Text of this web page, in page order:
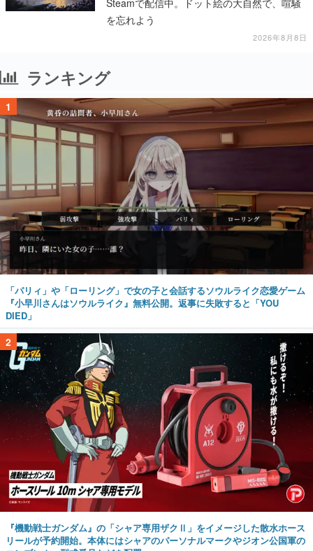
Steamで配信中。ドット絵の大自然で、喧騒
を忘れよう
2026年8月8日
ランキング
1
「パリィ」や「ローリング」で女の子と会話するソウルライク恋愛ゲーム
『小早川さんはソウルライク』無料公開。返事に失敗すると「YOU
DIED」
2
『機動戦士ガンダム』の「シャア専用ザクⅡ」をイメージした散水ホース
リールが予約開始。本体にはシャアのパーソナルマークやジオン公国軍の